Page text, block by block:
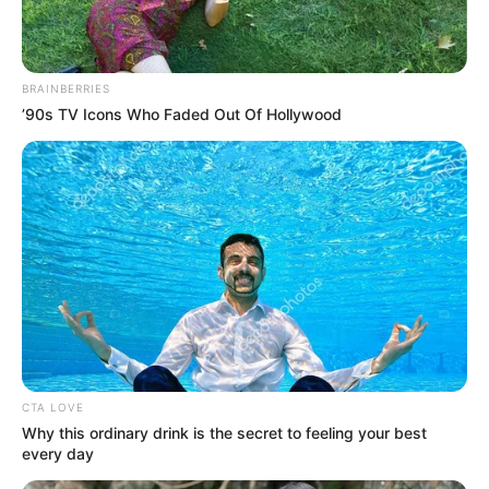
El resultado sorprendió dado que Brasil llegó con
suficiencia y superioridad a esta fase del torneo, y
BRAINBERRIES
’90s TV Icons Who Faded Out Of Hollywood
CTA LOVE
Why this ordinary drink is the secret to feeling your best
every day